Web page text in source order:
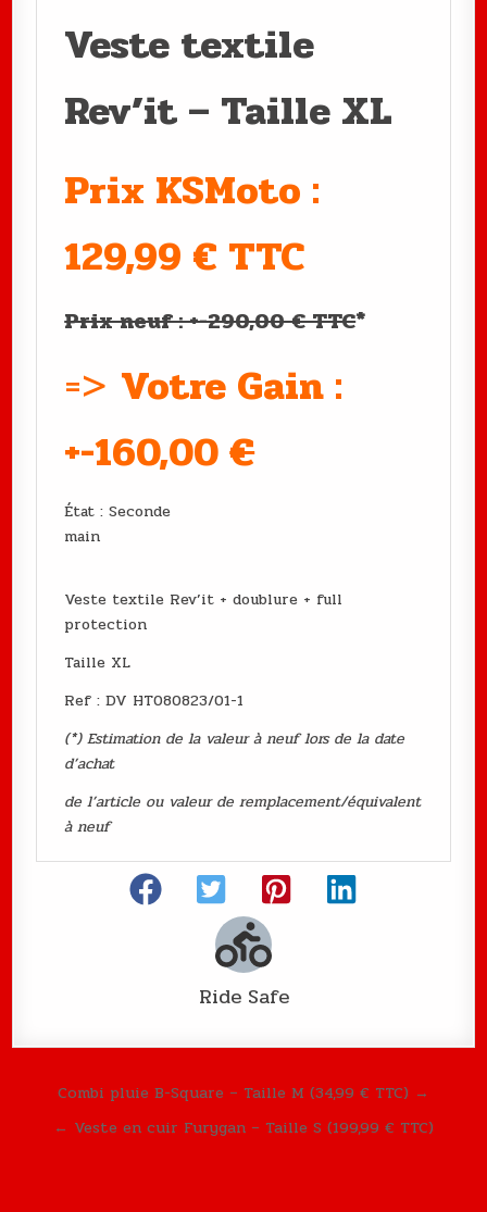
Veste textile
Rev’it – Taille XL
Prix KSMoto :
129,99 € TTC
Prix neuf : +-290,00 € TTC*
=> Votre Gain :
+-160,00€
État : Seconde
main
Veste textile Rev’it + doublure + full
protection
Taille XL
Ref : DV HT080823/01-1
(*) Estimation de la valeur à neuf lors de la date
d’achat
de l’article ou valeur de remplacement/équivalent
à neuf
Ride Safe
Navigation de l’article
Combi pluie B-Square – Taille M (34,99 € TTC) →
← Veste en cuir Furygan – Taille S (199,99 € TTC)